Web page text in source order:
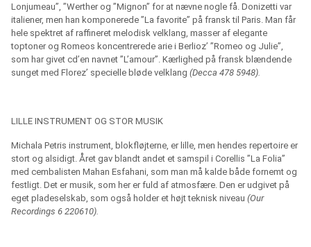
Lonjumeau”, ”Werther og ”Mignon” for at nævne nogle få. Donizetti var
italiener, men han komponerede ”La favorite” på fransk til Paris. Man får
hele spektret af raffineret melodisk velklang, masser af elegante
toptoner og Romeos koncentrerede arie i Berlioz’ ”Romeo og Julie”,
som har givet cd’en navnet ”L’amour”. Kærlighed på fransk blændende
sunget med Florez’ specielle bløde velklang (Decca 478 5948).
LILLE INSTRUMENT OG STOR MUSIK
Michala Petris instrument, blokfløjterne, er lille, men hendes repertoire er
stort og alsidigt. Året gav blandt andet et samspil i Corellis ”La Folia”
med cembalisten Mahan Esfahani, som man må kalde både fornemt og
festligt. Det er musik, som her er fuld af atmosfære. Den er udgivet på
eget pladeselskab, som også holder et højt teknisk niveau (Our
Recordings 6 220610).